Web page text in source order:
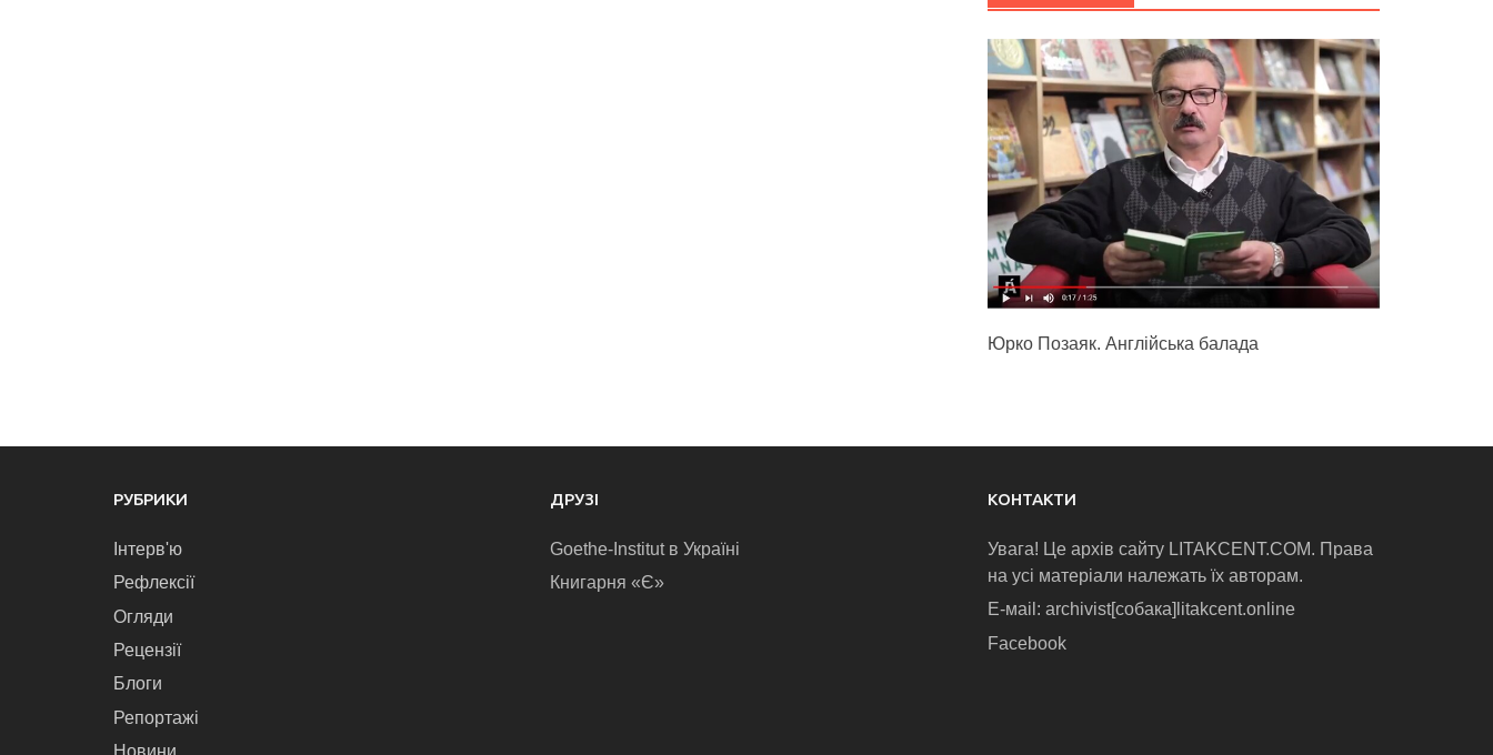
Юрко Позаяк. Англійська балада
РУБРИКИ
Інтерв'ю
Рефлексії
Огляди
Рецензії
Блоги
Репортажі
Новини
ДРУЗІ
Goethe-Institut в Україні
Книгарня «Є»
КОНТАКТИ
Увага! Це архів сайту LITAKCENT.COM. Права
на усі матеріали належать їх авторам.
E-маіl: archivist[собака]litakcent.online
Facebook